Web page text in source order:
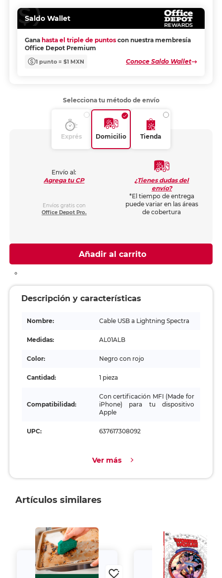
Saldo Wallet
Gana hasta el triple de puntos con nuestra membresía
Office Depot Premium
1 punto = $1 MXN Conoce Saldo Wallet
Selecciona tu método de envío
Exprés Domicilio Tienda
Envío al:
Agrega tu CP
Envíos gratis con
Office Depot Pro.
¿Tienes dudas del
envío?
*El tiempo de entrega
puede variar en las áreas
de cobertura
Añadir al carrito
Descripción y características
Nombre: Cable USB a Lightning Spectra
Medidas: AL01ALB
Color: Negro con rojo
Cantidad: 1 pieza
Compatibilidad:
Con certificación MFI (Made for
iPhone) para tu dispositivo
Apple
UPC: 637617308092
Ver más
Artículos similares